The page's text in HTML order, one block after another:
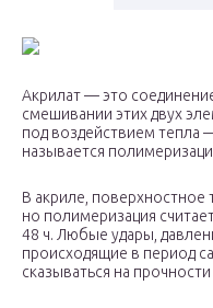
Акрилат — это
смешивании этих двух
под воздействием тепла
называется
В акриле, поверхностное
но полимеризация
48 ч. Любые удары,
происходящие в период
сказываться на прочности